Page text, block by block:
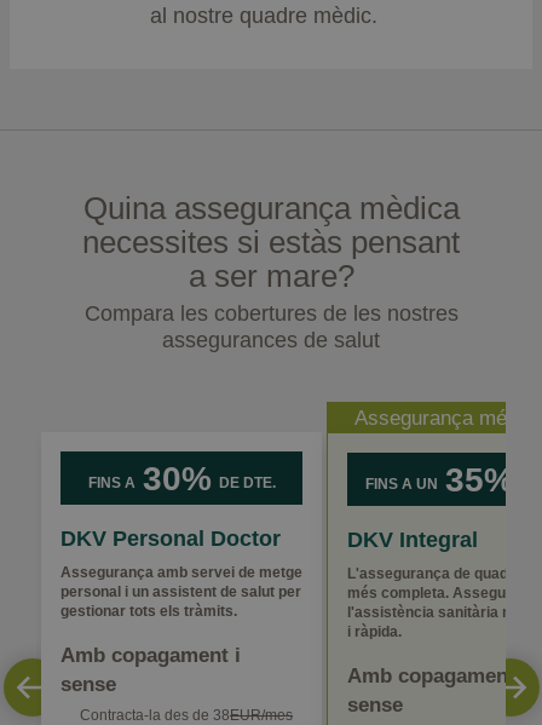
al nostre quadre mèdic.
Quina assegurança mèdica
necessites si estàs pensant
a ser mare?
Compara les cobertures de les nostres
assegurances de salut
FINS A 30% DE DTE.
DKV Personal Doctor
Assegurança amb servei de metge
personal i un assistent de salut per
gestionar tots els tràmits.
Amb copagament i
sense
Contracta-la des de 38EUR/mes
Assegurança més
FINS A UN 35%
DKV Integral
L'assegurança de quadre
més completa. Assegura't
l'assistència sanitària més
i ràpida.
Amb copagament i
sense